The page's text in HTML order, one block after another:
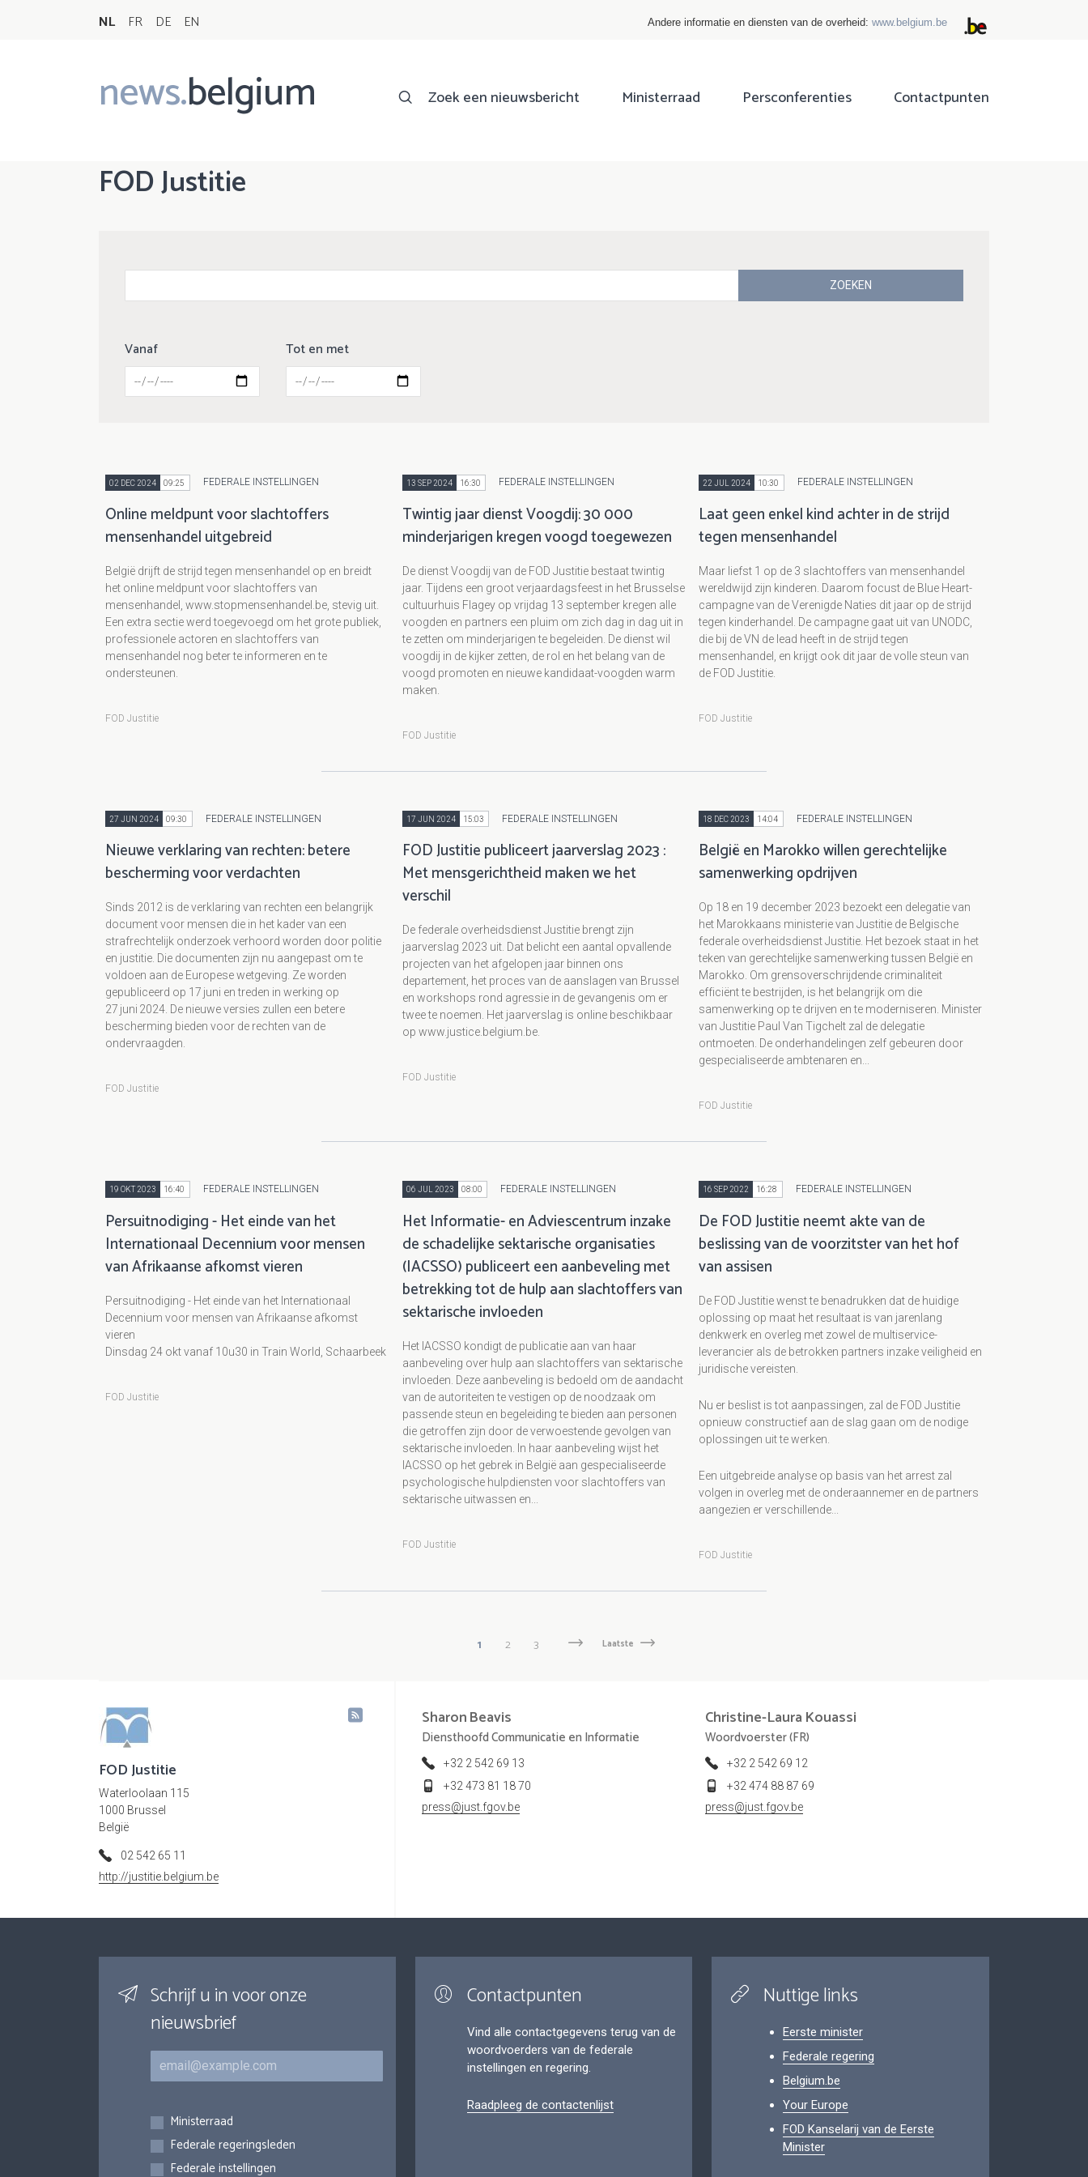
NL FR DE EN Andere informatie en diensten van de overheid: www.belgium.be
news.belgium
Main
navigation
Zoek een nieuwsbericht Ministerraad Persconferenties Contactpunten
FOD Justitie
Vanaf Tot en met
02 DEC 2024 09:25 FEDERALE INSTELLINGEN
Online meldpunt voor slachtoffers
mensenhandel uitgebreid
België drijft de strijd tegen mensenhandel op en breidt
het online meldpunt voor slachtoffers van
mensenhandel, www.stopmensenhandel.be, stevig uit.
Een extra sectie werd toegevoegd om het grote publiek,
professionele actoren en slachtoffers van
mensenhandel nog beter te informeren en te
ondersteunen.
FOD Justitie
13 SEP 2024 16:30 FEDERALE INSTELLINGEN
Twintig jaar dienst Voogdij: 30 000
minderjarigen kregen voogd toegewezen
De dienst Voogdij van de FOD Justitie bestaat twintig
jaar. Tijdens een groot verjaardagsfeest in het Brusselse
cultuurhuis Flagey op vrijdag 13 september kregen alle
voogden en partners een pluim om zich dag in dag uit in
te zetten om minderjarigen te begeleiden. De dienst wil
voogdij in de kijker zetten, de rol en het belang van de
voogd promoten en nieuwe kandidaat-voogden warm
maken.
FOD Justitie
22 JUL 2024 10:30 FEDERALE INSTELLINGEN
Laat geen enkel kind achter in de strijd
tegen mensenhandel
Maar liefst 1 op de 3 slachtoffers van mensenhandel
wereldwijd zijn kinderen. Daarom focust de Blue Heart-
campagne van de Verenigde Naties dit jaar op de strijd
tegen kinderhandel. De campagne gaat uit van UNODC,
die bij de VN de lead heeft in de strijd tegen
mensenhandel, en krijgt ook dit jaar de volle steun van
de FOD Justitie.
FOD Justitie
27 JUN 2024 09:30 FEDERALE INSTELLINGEN
Nieuwe verklaring van rechten: betere
bescherming voor verdachten
Sinds 2012 is de verklaring van rechten een belangrijk
document voor mensen die in het kader van een
strafrechtelijk onderzoek verhoord worden door politie
en justitie. Die documenten zijn nu aangepast om te
voldoen aan de Europese wetgeving. Ze worden
gepubliceerd op 17 juni en treden in werking op
27 juni 2024. De nieuwe versies zullen een betere
bescherming bieden voor de rechten van de
ondervraagden.
FOD Justitie
17 JUN 2024 15:03 FEDERALE INSTELLINGEN
FOD Justitie publiceert jaarverslag 2023 :
Met mensgerichtheid maken we het
verschil
De federale overheidsdienst Justitie brengt zijn
jaarverslag 2023 uit. Dat belicht een aantal opvallende
projecten van het afgelopen jaar binnen ons
departement, het proces van de aanslagen van Brussel
en workshops rond agressie in de gevangenis om er
twee te noemen. Het jaarverslag is online beschikbaar
op www.justice.belgium.be.
FOD Justitie
18 DEC 2023 14:04 FEDERALE INSTELLINGEN
België en Marokko willen gerechtelijke
samenwerking opdrijven
Op 18 en 19 december 2023 bezoekt een delegatie van
het Marokkaans ministerie van Justitie de Belgische
federale overheidsdienst Justitie. Het bezoek staat in het
teken van gerechtelijke samenwerking tussen België en
Marokko. Om grensoverschrijdende criminaliteit
efficiënt te bestrijden, is het belangrijk om die
samenwerking op te drijven en te moderniseren. Minister
van Justitie Paul Van Tigchelt zal de delegatie
ontmoeten. De onderhandelingen zelf gebeuren door
gespecialiseerde ambtenaren en...
FOD Justitie
19 OKT 2023 16:40 FEDERALE INSTELLINGEN
Persuitnodiging - Het einde van het
Internationaal Decennium voor mensen
van Afrikaanse afkomst vieren
Persuitnodiging - Het einde van het Internationaal
Decennium voor mensen van Afrikaanse afkomst
vieren
Dinsdag 24 okt vanaf 10u30 in Train World, Schaarbeek
FOD Justitie
06 JUL 2023 08:00 FEDERALE INSTELLINGEN
Het Informatie- en Adviescentrum inzake
de schadelijke sektarische organisaties
(IACSSO) publiceert een aanbeveling met
betrekking tot de hulp aan slachtoffers van
sektarische invloeden
Het IACSSO kondigt de publicatie aan van haar
aanbeveling over hulp aan slachtoffers van sektarische
invloeden. Deze aanbeveling is bedoeld om de aandacht
van de autoriteiten te vestigen op de noodzaak om
passende steun en begeleiding te bieden aan personen
die getroffen zijn door de verwoestende gevolgen van
sektarische invloeden. In haar aanbeveling wijst het
IACSSO op het gebrek in België aan gespecialiseerde
psychologische hulpdiensten voor slachtoffers van
sektarische uitwassen en...
FOD Justitie
16 SEP 2022 16:28 FEDERALE INSTELLINGEN
De FOD Justitie neemt akte van de
beslissing van de voorzitster van het hof
van assisen
De FOD Justitie wenst te benadrukken dat de huidige
oplossing op maat het resultaat is van jarenlang
denkwerk en overleg met zowel de multiservice-
leverancier als de betrokken partners inzake veiligheid en
juridische vereisten.
Nu er beslist is tot aanpassingen, zal de FOD Justitie
opnieuw constructief aan de slag gaan om de nodige
oplossingen uit te werken.
Een uitgebreide analyse op basis van het arrest zal
volgen in overleg met de onderaannemer en de partners
aangezien er verschillende...
FOD Justitie
Huidige
1 Pagina
2 Pagina
3
Volgende
VolgendeLaatste
Laatste
FOD Justitie
Waterloolaan 115
1000 Brussel
België
02 542 65 11
http://justitie.belgium.be
SharonBeavis
Diensthoofd Communicatie en Informatie
+32 2 542 69 13
+32 473 81 18 70
press@just.fgov.be
Christine-Laura Kouassi
Woordvoerster (FR)
+32 2 542 69 12
+32 474 88 87 69
press@just.fgov.be
Schrijf u in voor onze
nieuwsbrief
E-mail
Inschrijvingen
Ministerraad
Federale regeringsleden
Federale instellingen
Contactpunten
Vind alle contactgegevens terug van de
woordvoerders van de federale
instellingen en regering.
Raadpleeg de contactenlijst
Nuttige links
Eerste minister
Federale regering
Belgium.be
Your Europe
FOD Kanselarij van de Eerste
Minister